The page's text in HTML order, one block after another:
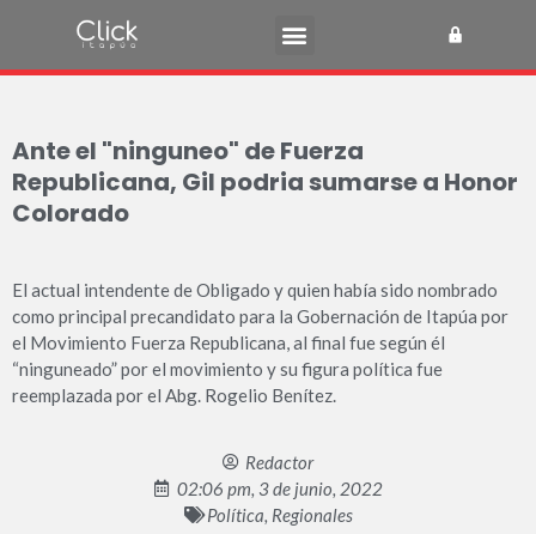
Ante el "ninguneo" de Fuerza
Republicana, Gil podria sumarse a Honor
Colorado
El actual intendente de Obligado y quien había sido nombrado
como principal precandidato para la Gobernación de Itapúa por
el Movimiento Fuerza Republicana, al final fue según él
“ninguneado” por el movimiento y su figura política fue
reemplazada por el Abg. Rogelio Benítez.
Redactor
02:06 pm, 3 de junio, 2022
Política, Regionales